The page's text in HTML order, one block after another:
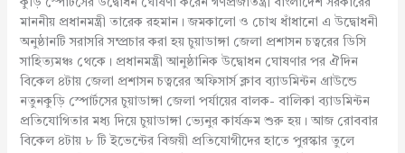
মাননীয় প্রধানমন্ত্রী তারেক রহমান। জমকালো ও চোখ ধাঁধানো এ উদ্বোধনী
অনুষ্ঠানটি সরাসরি সম্প্রচার করা হয় চুয়াডাঙ্গা জেলা প্রশাসন চত্বরের ডিসি
সাহিত্যমঞ্চ থেকে। প্রধানমন্ত্রী আনুষ্ঠানিক উদ্বোধন ঘোষণার পর ঐদিন
বিকেল ৪টায় জেলা প্রশাসন চত্বরের অফিসার্স ক্লাব ব্যাডমিন্টন গ্রাউন্ডে
নতুনকুড়ি স্পোর্টসের চুয়াডাঙ্গা জেলা পর্যায়ের বালক- বালিকা ব্যাডমিন্টন
প্রতিযোগিতার মধ্য দিয়ে চুয়াডাঙ্গা ভ্যেনুর কার্যক্রম শুরু হয়। আজ রোববার
বিকেল ৪টায় ৮ টি ইভেন্টের বিজয়ী প্রতিযোগীদের হাতে পুরস্কার তুলে